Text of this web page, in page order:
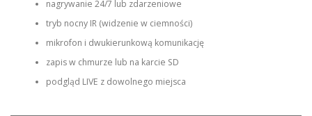
nagrywanie 24/7 lub zdarzeniowe
tryb nocny IR (widzenie w ciemności)
mikrofon i dwukierunkową komunikację
zapis w chmurze lub na karcie SD
podgląd LIVE z dowolnego miejsca